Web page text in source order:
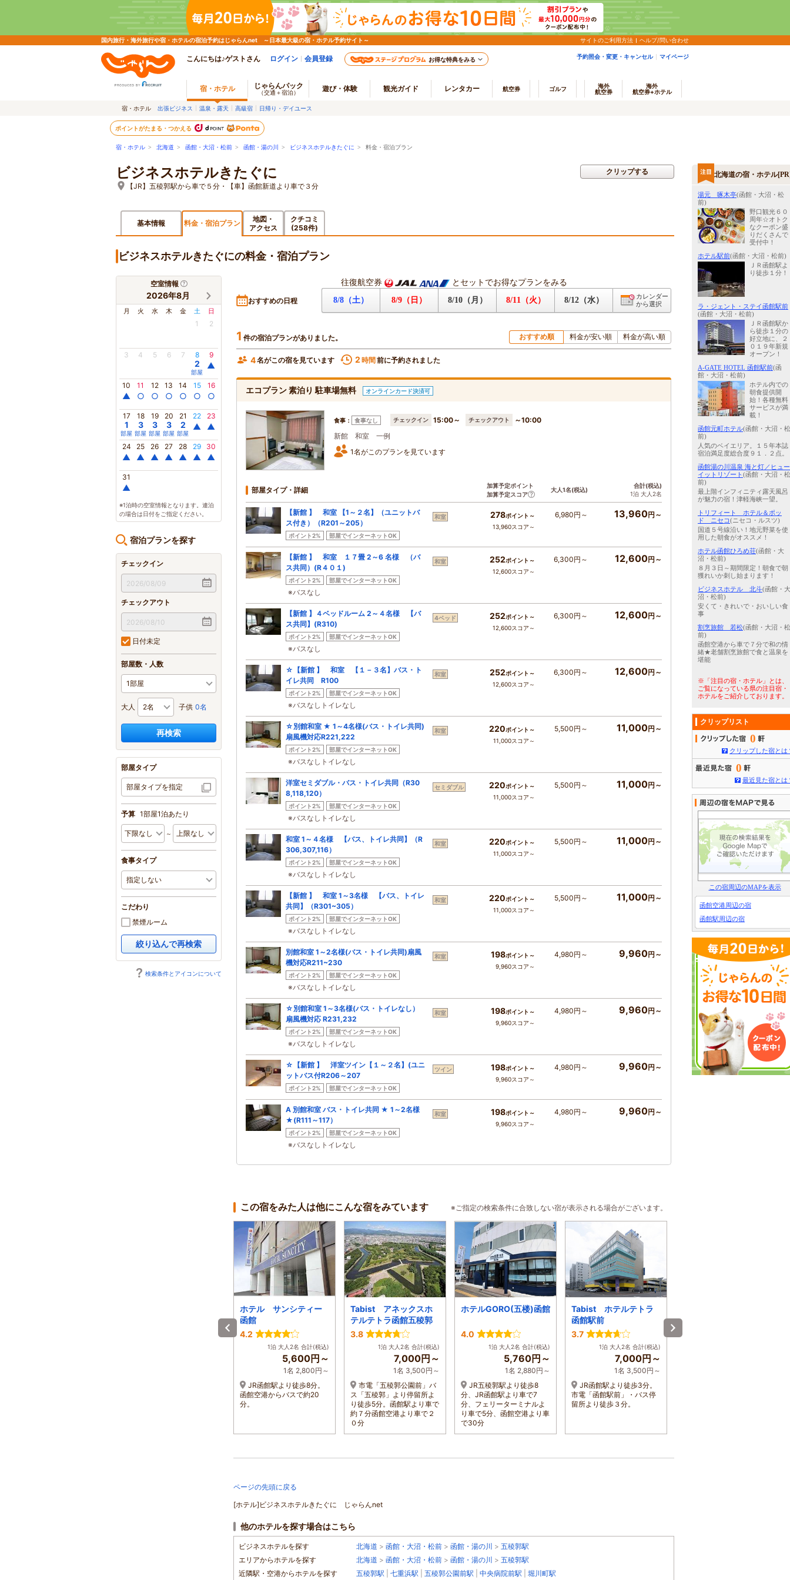
国内旅行・海外旅行や宿・ホテルの宿泊予約はじゃらんnet ～日本最大級の宿・ホテル予約サイト～ サイトのご利用方法 ヘルプ/問い合わせ
こんにちは♪ゲストさん ログイン 会員登録 お得な特典をみる 予約照会・変更・キャンセル マイページ
宿・ホテル じゃらんパック
（交通＋宿泊） 遊び・体験 観光ガイド レンタカー 航空券 ゴルフ
海外
航空券
海外
航空券+ホテル
宿・ホテル 出張ビジネス 温泉・露天 高級宿 日帰り・デイユース
ポイントがたまる・つかえる
宿・ホテル > 北海道 > 函館・大沼・松前 > 函館・湯の川 > ビジネスホテルきたぐに > 料金・宿泊プラン
ビジネスホテルきたぐに
【JR】五稜郭駅から車で５分・【車】函館新道より車で３分
クリップする
基本情報 料金・宿泊プラン
地図・
アクセス
クチコミ
(258件)
ビジネスホテルきたぐにの料金・宿泊プラン
空室情報
2026年8月
月 火 水 木 金 土 日
1 2
3 4 5 6 7 8
2
部屋
9
▲
10
▲
11
○
12
○
13
○
14
○
15
○
16
○
17
1
部屋
18
3
部屋
19
3
部屋
20
3
部屋
21
2
部屋
22
▲
23
▲
24
▲
25
▲
26
▲
27
▲
28
▲
29
▲
30
▲
31
▲
※1泊時の空室情報となります。連泊
の場合は日付をご指定ください。
宿泊プランを探す
チェックイン
チェックアウト
日付未定
部屋数・人数
大人 子供 0名
再検索
部屋タイプ
部屋タイプを指定
予算 1部屋1泊あたり
～
食事タイプ
こだわり
禁煙ルーム
絞り込んで再検索
検索条件とアイコンについて
往復航空券 とセットでお得なプランをみる
おすすめの日程 8/8（土） 8/9（日） 8/10（月） 8/11（火） 8/12（水）
カレンダー
から選択
1 件の宿泊プランがありました。 おすすめ順 料金が安い順 料金が高い順
4名がこの宿を見ています 2 時間 前に予約されました
エコプラン 素泊り 駐車場無料 オンラインカード決済可
食事： 食事なし チェックイン 15:00～ チェックアウト
～10:00
新館 和室 一例
1名がこのプランを見ています
部屋タイプ・詳細
加算予定ポイント
加算予定スコア
大人1名(税込)
合計(税込)
1泊 大人2名
【新館 】 和室 【1～２名】（ユニットバ
ス付き）（R201～205）
ポイント2% 部屋でインターネットOK
和室 278ポイント～
13,960スコア～
6,980円～ 13,960円～
【新館 】 和室 １７畳 2～6 名様 （バ
ス共同）(R４０１)
ポイント2% 部屋でインターネットOK
※バスなし
和室 252ポイント～
12,600スコア～
6,300円～ 12,600円～
【新館 】４ベッドルーム 2～４名様 【バ
ス共同】(R310)
ポイント2% 部屋でインターネットOK
※バスなし
4ベッド 252ポイント～
12,600スコア～
6,300円～ 12,600円～
☆【新館 】 和室 【１－３名】バス・ト
イレ共同 R100
ポイント2% 部屋でインターネットOK
※バスなしトイレなし
和室 252ポイント～
12,600スコア～
6,300円～ 12,600円～
☆別館和室 ★ 1～4名様(バス・トイレ共同)
扇風機対応R221,222
ポイント2% 部屋でインターネットOK
※バスなしトイレなし
和室 220ポイント～
11,000スコア～
5,500円～ 11,000円～
洋室セミダブル・バス・トイレ共同（R30
8,118,120）
ポイント2% 部屋でインターネットOK
※バスなしトイレなし
セミダブル 220ポイント～
11,000スコア～
5,500円～ 11,000円～
和室 1～４名様 【バス、トイレ共同】（R
306,307,116）
ポイント2% 部屋でインターネットOK
※バスなしトイレなし
和室 220ポイント～
11,000スコア～
5,500円～ 11,000円～
【新館 】 和室 1～3名様 【バス、トイレ
共同】（R301~305）
ポイント2% 部屋でインターネットOK
※バスなしトイレなし
和室 220ポイント～
11,000スコア～
5,500円～ 11,000円～
別館和室 1～2名様(バス・トイレ共同)扇風
機対応R211~230
ポイント2% 部屋でインターネットOK
※バスなしトイレなし
和室 198ポイント～
9,960スコア～
4,980円～ 9,960円～
☆別館和室 1～3名様(バス・トイレなし）
扇風機対応 R231,232
ポイント2% 部屋でインターネットOK
※バスなしトイレなし
和室 198ポイント～
9,960スコア～
4,980円～ 9,960円～
☆【新館 】 洋室ツイン【１～２名】(ユニ
ットバス付R206～207
ポイント2% 部屋でインターネットOK
ツイン 198ポイント～
9,960スコア～
4,980円～ 9,960円～
A 別館和室 バス・トイレ共同 ★ 1～2名様
★(R111～117）
ポイント2% 部屋でインターネットOK
※バスなしトイレなし
和室 198ポイント～
9,960スコア～
4,980円～ 9,960円～
この宿をみた人は他にこんな宿をみています ※ご指定の検索条件に合致しない宿が表示される場合がございます。
ホテル サンシティー
函館
4.2
1泊 大人2名 合計(税込)
5,600円～
1名 2,800円～
JR函館駅より徒歩8分。
函館空港からバスで約20
分。
Tabist アネックスホ
テルテトラ函館五稜郭
3.8
1泊 大人2名 合計(税込)
7,000円～
1名 3,500円～
市電「五稜郭公園前」バ
ス「五稜郭」より停留所よ
り徒歩5分。函館駅より車で
約７分函館空港より車で２
０分
ホテルGORO(五楼)函館
4.0
1泊 大人2名 合計(税込)
5,760円～
1名 2,880円～
JR五稜郭駅より徒歩8
分、JR函館駅より車で7
分、フェリーターミナルよ
り車で5分、函館空港より車
で30分
Tabist ホテルテトラ
函館駅前
3.7
1泊 大人2名 合計(税込)
7,000円～
1名 3,500円～
JR函館駅より徒歩3分。
市電「函館駅前」・バス停
留所より徒歩３分。
3.7
ページの先頭に戻る
[ホテル]ビジネスホテルきたぐに じゃらんnet
他のホテルを探す場合はこちら
ビジネスホテルを探す 北海道 > 函館・大沼・松前 > 函館・湯の川 > 五稜郭駅
エリアからホテルを探す
北海道 > 函館・大沼・松前 > 函館・湯の川 > 五稜郭駅
近隣駅・空港からホテルを探す
五稜郭駅 七重浜駅 五稜郭公園前駅 中央病院前駅 堀川町駅
北海道の宿・ホテル
湯元 啄木亭(函館・大沼・松
前)
野口観光６０
周年☆オトク
なクーポン盛
りだくさんで
受付中！
ホテル駅前(函館・大沼・松前)
ＪＲ函館駅よ
り徒歩１分！
ラ・ジェント・ステイ函館駅前
(函館・大沼・松前)
ＪＲ函館駅か
ら徒歩１分の
好立地に、２
０１９年新規
オープン！
A-GATE HOTEL 函館駅前(函
館・大沼・松前)
ホテル内での
朝食提供開
始！各種無料
サービスが満
載！
函館元町ホテル(函館・大沼・松
前)
人気のベイエリア。１５年本誌
宿泊満足度総合度９１．２点。
函館湯の川温泉 海と灯／ヒュー
イットリゾート(函館・大沼・松
前)
最上階インフィニティ露天風呂
が魅力の宿！津軽海峡一望。
トリフィート ホテル＆ポッ
ド ニセコ(ニセコ・ルスツ)
国道５号線沿い！地元野菜を使
用した朝食がオススメ！
ホテル函館ひろめ荘(函館・大
沼・松前)
８月３日～期間限定！朝食で朝
獲れいか刺し始まります！
ビジネスホテル 北斗(函館・大
沼・松前)
安くて・きれいで・おいしい食
事
割烹旅館 若松(函館・大沼・松
前)
函館空港から車で７分で和の情
緒★老舗割烹旅館で食と温泉を
堪能
※「注目の宿・ホテル」とは、
ご覧になっている県の注目宿・
ホテルをご紹介しております。
クリップリスト
0
クリップした宿とは
0
最近見た宿とは
この宿周辺のMAPを表示
函館空港周辺の宿
函館駅周辺の宿